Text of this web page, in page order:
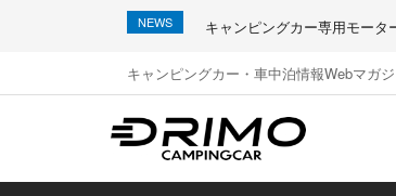
NEWS キャンピングカー専用モータ
キャンピングカー・車中泊情報Webマガ